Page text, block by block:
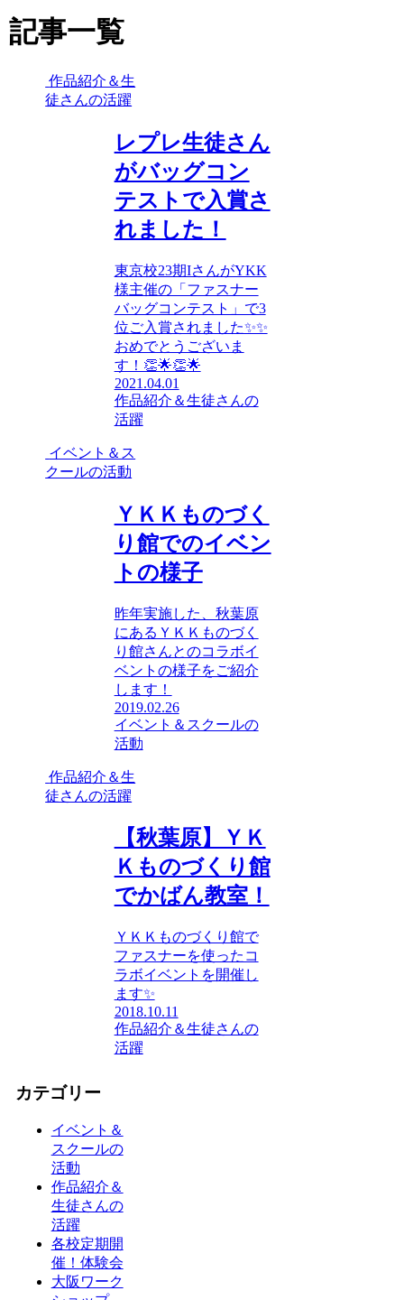
記事一覧
作品紹介＆生
徒さんの活躍
レプレ生徒さん
がバッグコン
テストで入賞さ
れました！
東京校23期IさんがYKK
様主催の「ファスナー
バッグコンテスト」で3
位ご入賞されました✨✨
おめでとうございま
す！👏🌟👏🌟
2021.04.01
作品紹介＆生徒さんの
活躍
イベント＆ス
クールの活動
ＹＫＫものづく
り館でのイベン
トの様子
昨年実施した、秋葉原
にあるＹＫＫものづく
り館さんとのコラボイ
ベントの様子をご紹介
します！
2019.02.26
イベント＆スクールの
活動
作品紹介＆生
徒さんの活躍
【秋葉原】ＹＫ
Ｋものづくり館
でかばん教室！
ＹＫＫものづくり館で
ファスナーを使ったコ
ラボイベントを開催し
ます✨
2018.10.11
作品紹介＆生徒さんの
活躍
カテゴリー
イベント＆
スクールの
活動
作品紹介＆
生徒さんの
活躍
各校定期開
催！体験会
大阪ワーク